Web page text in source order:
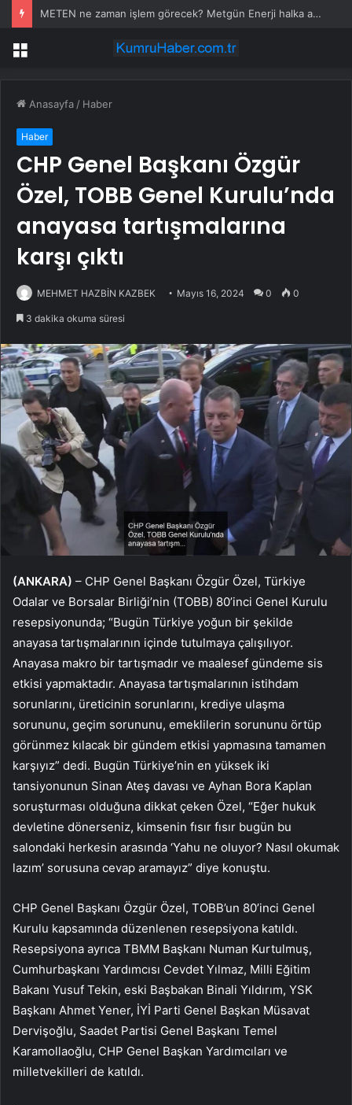
METEN ne zaman işlem görecek? Metgün Enerji halka arz kaç lot verdi?
Menü
Anasayfa / Haber
Haber
CHP Genel Başkanı Özgür
Özel, TOBB Genel Kurulu’nda
anayasa tartışmalarına
karşı çıktı
MEHMET HAZBİN KAZBEK Mayıs 16, 2024 0 0
3 dakika okuma süresi
(ANKARA) – CHP Genel Başkanı Özgür Özel, Türkiye
Odalar ve Borsalar Birliği’nin (TOBB) 80’inci Genel Kurulu
resepsiyonunda; “Bugün Türkiye yoğun bir şekilde
anayasa tartışmalarının içinde tutulmaya çalışılıyor.
Anayasa makro bir tartışmadır ve maalesef gündeme sis
etkisi yapmaktadır. Anayasa tartışmalarının istihdam
sorunlarını, üreticinin sorunlarını, krediye ulaşma
sorununu, geçim sorununu, emeklilerin sorununu örtüp
görünmez kılacak bir gündem etkisi yapmasına tamamen
karşıyız” dedi. Bugün Türkiye’nin en yüksek iki
tansiyonunun Sinan Ateş davası ve Ayhan Bora Kaplan
soruşturması olduğuna dikkat çeken Özel, “Eğer hukuk
devletine dönerseniz, kimsenin fısır fısır bugün bu
salondaki herkesin arasında ‘Yahu ne oluyor? Nasıl okumak
lazım’ sorusuna cevap aramayız” diye konuştu.
CHP Genel Başkanı Özgür Özel, TOBB’un 80’inci Genel
Kurulu kapsamında düzenlenen resepsiyona katıldı.
Resepsiyona ayrıca TBMM Başkanı Numan Kurtulmuş,
Cumhurbaşkanı Yardımcısı Cevdet Yılmaz, Milli Eğitim
Bakanı Yusuf Tekin, eski Başbakan Binali Yıldırım, YSK
Başkanı Ahmet Yener, İYİ Parti Genel Başkan Müsavat
Dervişoğlu, Saadet Partisi Genel Başkanı Temel
Karamollaoğlu, CHP Genel Başkan Yardımcıları ve
milletvekilleri de katıldı.